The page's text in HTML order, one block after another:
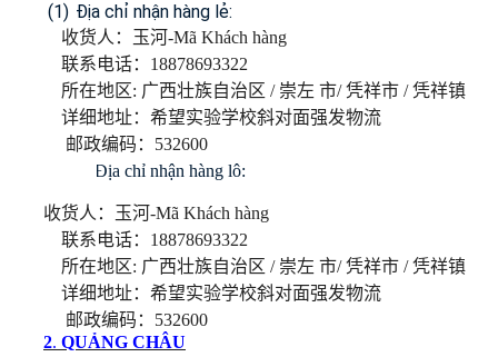
(1) Địa chỉ nhận hàng lẻ:
收货人：玉河-Mã Khách hàng
联系电话： 18878693322
所在地区: 广西壮族自治区 / 崇左 市/凭祥市 /凭祥镇
详细地址：希望实验学校斜对面强发物流
邮政编码： 532600
(2 )Địa chỉ nhận hàng lô:
收货人：玉河-Mã Khách hàng
联系电话： 18878693322
所在地区: 广西壮族自治区 / 崇左 市/凭祥市 /凭祥镇
详细地址：希望实验学校斜对面强发物流
邮政编码： 532600
2. QUẢNG CHÂU